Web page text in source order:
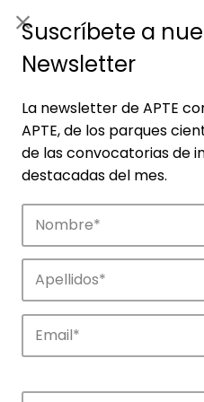
Empresas
Descubre las
innovación en los
Suscríbete a
Newsletter
La newsletter de APTE
APTE, de los parques
de las convocatorias de
destacadas del mes.